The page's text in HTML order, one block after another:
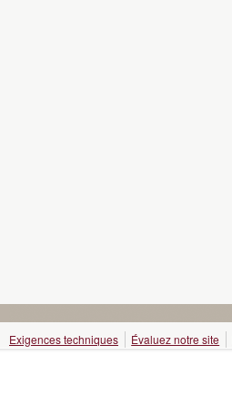
Exigences techniques Évaluez notre site